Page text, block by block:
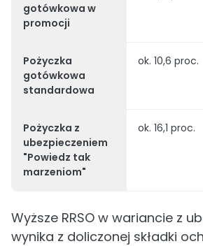
gotówkowa w
promocji
Pożyczka
gotówkowa
standardowa
ok. 10,6 proc.
Pożyczka z
ubezpieczeniem
"Powiedz tak
marzeniom"
ok. 16,1 proc.
Wyższe RRSO w wariancie z
wynika z doliczonej składki